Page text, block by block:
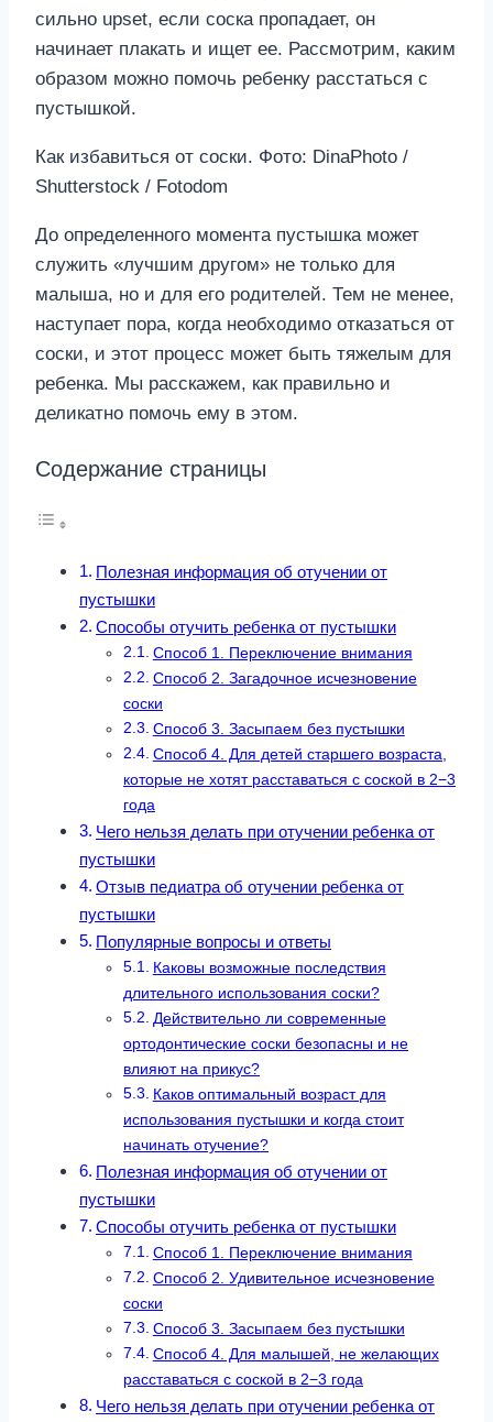
сильно upset, если соска пропадает, он
начинает плакать и ищет ее. Рассмотрим, каким
образом можно помочь ребенку расстаться с
пустышкой.
Как избавиться от соски. Фото: DinaPhoto /
Shutterstock / Fotodom
До определенного момента пустышка может
служить «лучшим другом» не только для
малыша, но и для его родителей. Тем не менее,
наступает пора, когда необходимо отказаться от
соски, и этот процесс может быть тяжелым для
ребенка. Мы расскажем, как правильно и
деликатно помочь ему в этом.
Содержание страницы
Полезная информация об отучении от
пустышки
Способы отучить ребенка от пустышки
Способ 1. Переключение внимания
Способ 2. Загадочное исчезновение
соски
Способ 3. Засыпаем без пустышки
Способ 4. Для детей старшего возраста,
которые не хотят расставаться с соской в 2−3
года
Чего нельзя делать при отучении ребенка от
пустышки
Отзыв педиатра об отучении ребенка от
пустышки
Популярные вопросы и ответы
Каковы возможные последствия
длительного использования соски?
Действительно ли современные
ортодонтические соски безопасны и не
влияют на прикус?
Каков оптимальный возраст для
использования пустышки и когда стоит
начинать отучение?
Полезная информация об отучении от
пустышки
Способы отучить ребенка от пустышки
Способ 1. Переключение внимания
Способ 2. Удивительное исчезновение
соски
Способ 3. Засыпаем без пустышки
Способ 4. Для малышей, не желающих
расставаться с соской в 2−3 года
Чего нельзя делать при отучении ребенка от